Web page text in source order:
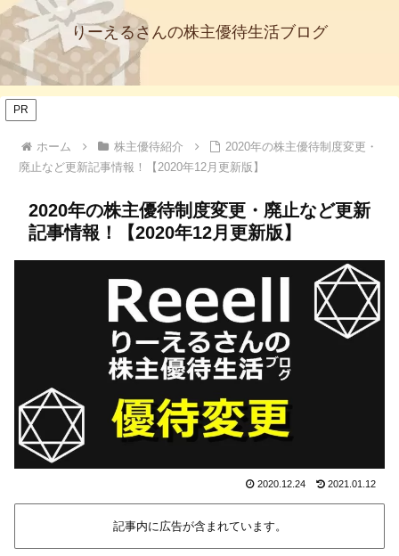
りーえるさんの株主優待生活ブログ
PR
ホーム 株主優待紹介
2020年の株主優待制度変更・
廃止など更新記事情報！【2020年12月更新版】
2020年の株主優待制度変更・廃止など更新
記事情報！【2020年12月更新版】
2020.12.24 2021.01.12
記事内に広告が含まれています。